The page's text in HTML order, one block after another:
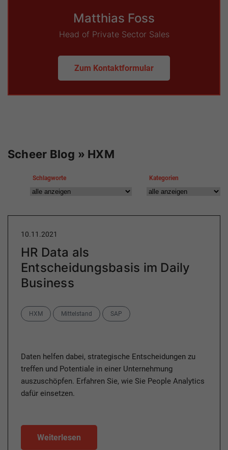
Matthias Foss
Head of Private Sector Sales
Zum Kontaktformular
Scheer Blog » HXM
Schlagworte Kategorien
10.11.2021
HR Data als
Entscheidungsbasis im Daily
Business
Categories
HXM Mittelstand SAP
Daten helfen dabei, strategische Entscheidungen zu
treffen und Potentiale in einer Unternehmung
auszuschöpfen. Erfahren Sie, wie Sie People Analytics
dafür einsetzen.
Weiterlesen